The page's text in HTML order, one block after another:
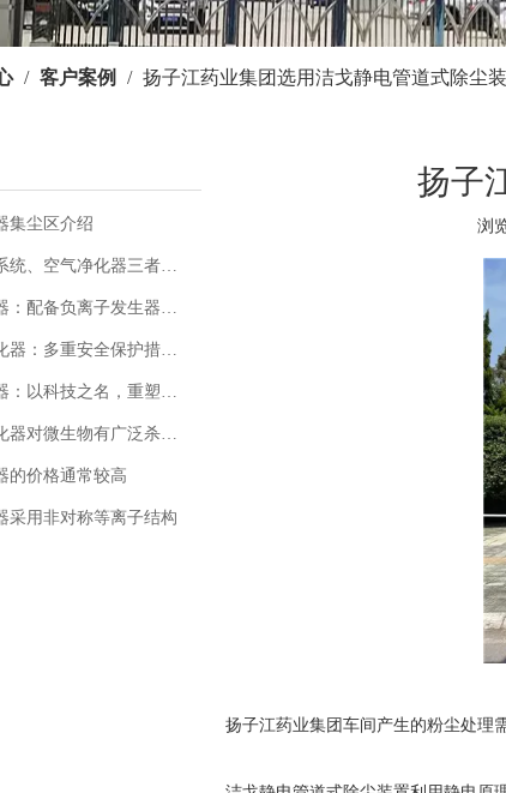
/ 客户案例 / 扬子江药业集团选用洁戈静电管道式除尘
集尘区介绍
中央空调、新风系统、空气净化器三者区别
光触媒空气净化器：配备负离子发生器，打造清新室内空气环境
光氢离子空气净化器：多重安全保护措施，守护每一次呼吸
微静电空气净化器：以科技之名，重塑清新空气新境界
中央空调空气净化器对微生物有广泛杀灭作用
的价格通常较高
采用非对称等离子结构
扬子
浏
扬子江药业集团车间产生的粉尘处理